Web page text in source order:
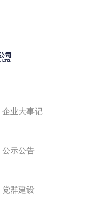
企业大事记
公示公告
党群建设